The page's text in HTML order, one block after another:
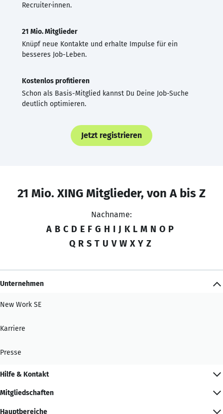
Recruiter·innen.
21 Mio. Mitglieder
Knüpf neue Kontakte und erhalte Impulse für ein
besseres Job-Leben.
Kostenlos profitieren
Schon als Basis-Mitglied kannst Du Deine Job-Suche
deutlich optimieren.
Jetzt registrieren
21 Mio. XING Mitglieder, von A bis Z
Nachname:
A B C D E F G H I J K L M N O P
Q R S T U V W X Y Z
Unternehmen
New Work SE
Karriere
Presse
Hilfe & Kontakt
Mitgliedschaften
Hauptbereiche